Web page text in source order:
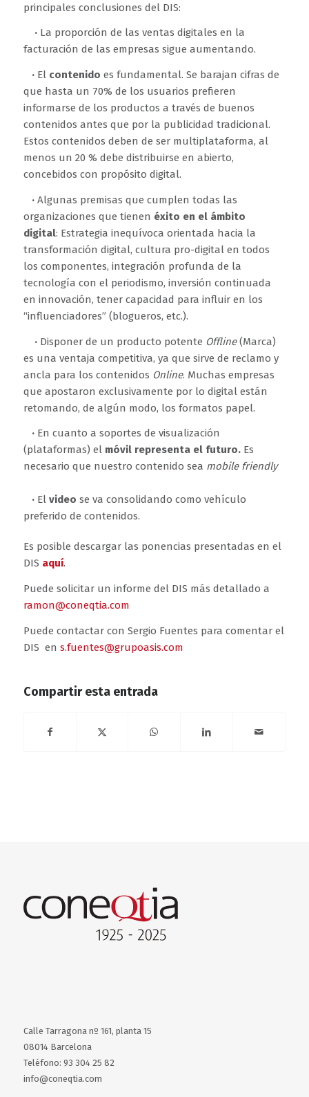
principales conclusiones del DIS:
· La proporción de las ventas digitales en la
facturación de las empresas sigue aumentando.
· El contenido es fundamental. Se barajan cifras de
que hasta un 70% de los usuarios prefieren
informarse de los productos a través de buenos
contenidos antes que por la publicidad tradicional.
Estos contenidos deben de ser multiplataforma, al
menos un 20 % debe distribuirse en abierto,
concebidos con propósito digital.
· Algunas premisas que cumplen todas las
organizaciones que tienen éxito en el ámbito
digital: Estrategia inequívoca orientada hacia la
transformación digital, cultura pro-digital en todos
los componentes, integración profunda de la
tecnología con el periodismo, inversión continuada
en innovación, tener capacidad para influir en los
“influenciadores” (blogueros, etc.).
· Disponer de un producto potente Offline(Marca)
es una ventaja competitiva, ya que sirve de reclamo y
ancla para los contenidos Online. Muchas empresas
que apostaron exclusivamente por lo digital están
retomando, de algún modo, los formatos papel.
· En cuanto a soportes de visualización
(plataformas) el móvil representa el futuro. Es
necesario que nuestro contenido sea mobile friendly
· El video se va consolidando como vehículo
preferido de contenidos.
Es posible descargar las ponencias presentadas en el
DIS aquí.
Puede solicitar un informe del DIS más detallado a
ramon@coneqtia.com
Puede contactar con Sergio Fuentes para comentar el
DIS en s.fuentes@grupoasis.com
Compartir esta entrada
Calle Tarragona nº 161, planta 15
08014 Barcelona
Teléfono: 93 304 25 82
info@coneqtia.com